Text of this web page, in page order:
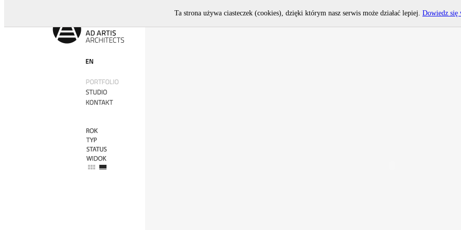
Ta strona używa ciasteczek (cookies), dzięki którym nasz serwis może działać lepiej. Dowiedz się